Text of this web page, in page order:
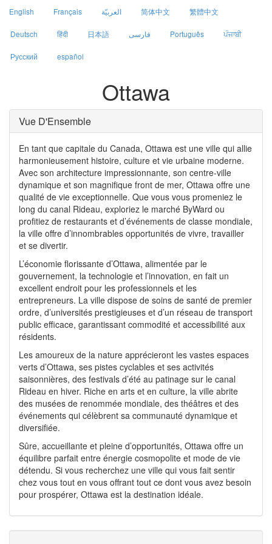
English Français العربيّة 简体中文 繁體中文
Deutsch हिंदी 日本語 فارسی Português ਪੰਜਾਬੀ
Русский español
Ottawa
Vue D'Ensemble
En tant que capitale du Canada, Ottawa est une ville qui allie
harmonieusement histoire, culture et vie urbaine moderne.
Avec son architecture impressionnante, son centre-ville
dynamique et son magnifique front de mer, Ottawa offre une
qualité de vie exceptionnelle. Que vous vous promeniez le
long du canal Rideau, exploriez le marché ByWard ou
profitiez de restaurants et d’événements de classe mondiale,
la ville offre d’innombrables opportunités de vivre, travailler
et se divertir.
L’économie florissante d’Ottawa, alimentée par le
gouvernement, la technologie et l’innovation, en fait un
excellent endroit pour les professionnels et les
entrepreneurs. La ville dispose de soins de santé de premier
ordre, d’universités prestigieuses et d’un réseau de transport
public efficace, garantissant commodité et accessibilité aux
résidents.
Les amoureux de la nature apprécieront les vastes espaces
verts d’Ottawa, ses pistes cyclables et ses activités
saisonnières, des festivals d’été au patinage sur le canal
Rideau en hiver. Riche en arts et en culture, la ville abrite
des musées de renommée mondiale, des théâtres et des
événements qui célèbrent sa communauté dynamique et
diversifiée.
Sûre, accueillante et pleine d’opportunités, Ottawa offre un
équilibre parfait entre énergie cosmopolite et mode de vie
détendu. Si vous recherchez une ville qui vous fait sentir
chez vous tout en vous offrant tout ce dont vous avez besoin
pour prospérer, Ottawa est la destination idéale.